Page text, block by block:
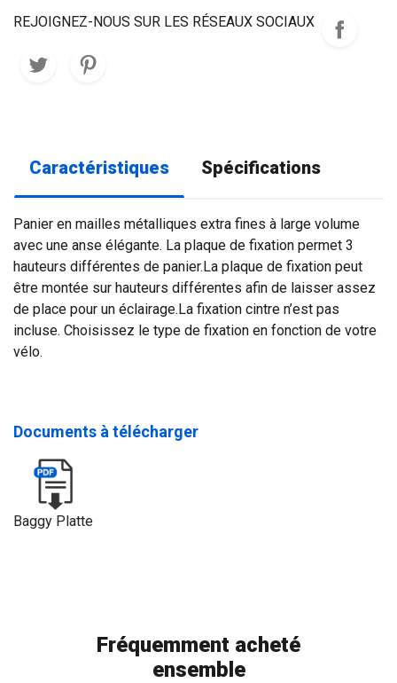
REJOIGNEZ-NOUS SUR LES RÉSEAUX SOCIAUX
Caractéristiques Spécifications
Panier en mailles métalliques extra fines à large volume
avec une anse élégante. La plaque de fixation permet 3
hauteurs différentes de panier.La plaque de fixation peut
être montée sur hauteurs différentes afin de laisser assez
de place pour un éclairage.La fixation cintre n’est pas
incluse. Choisissez le type de fixation en fonction de votre
vélo.
Documents à télécharger
Baggy Platte
Fréquemment acheté
ensemble